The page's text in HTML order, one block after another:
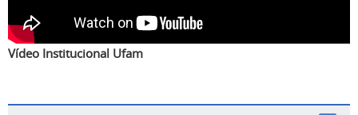
Vídeo Institucional Ufam